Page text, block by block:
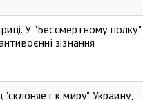
У "Бессмертному полку"
зізнання
к миру" Украину,